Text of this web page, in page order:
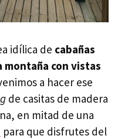
idílica de cabañas
montaña con vistas
a hacer ese
de casitas de madera
en mitad de una
para que disfrutes del